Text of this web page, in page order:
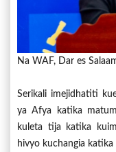
Na WAF, Dar es
Serikali imejidhatiti
ya Afya katika
kuleta tija katika
hivyo kuchangia